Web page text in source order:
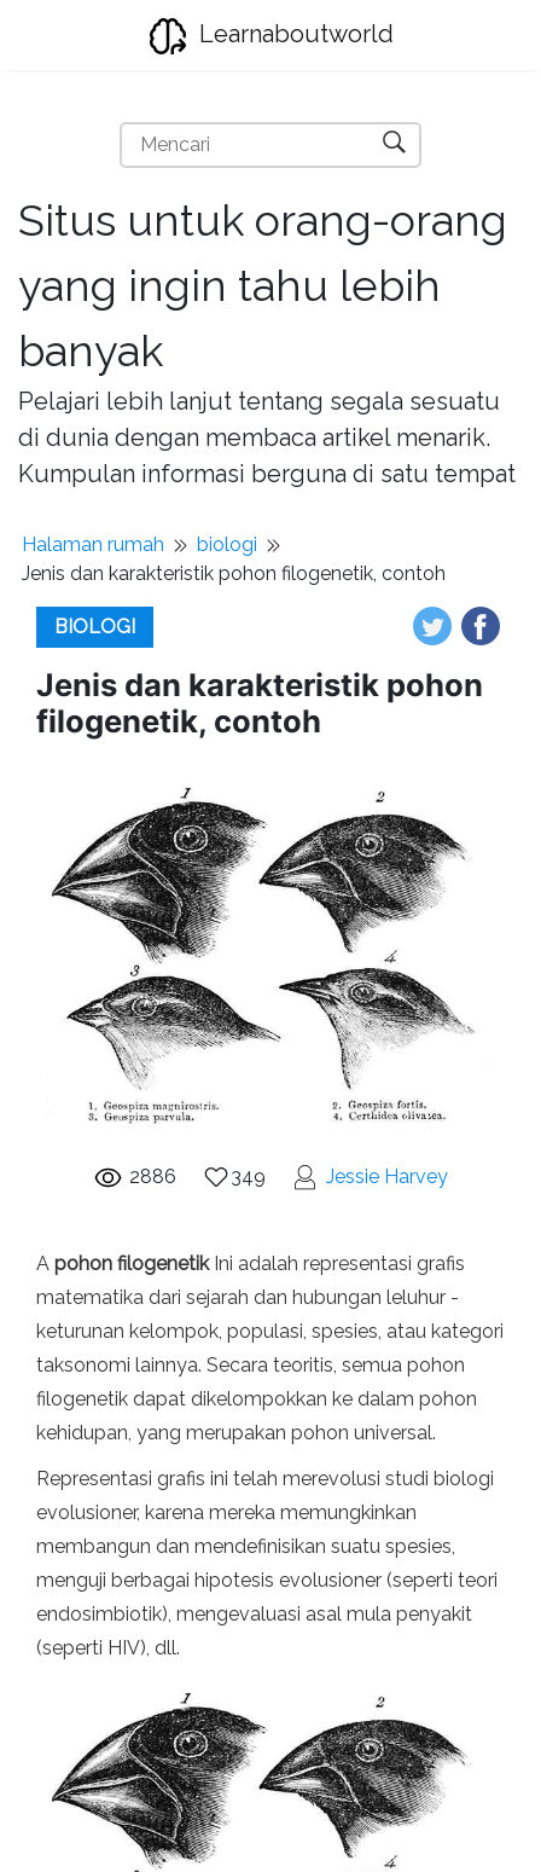
Learnaboutworld
Situs untuk orang-orang
yang ingin tahu lebih
banyak
Pelajari lebih lanjut tentang segala sesuatu
di dunia dengan membaca artikel menarik.
Kumpulan informasi berguna di satu tempat
Halaman rumah
biologi
Jenis dan karakteristik pohon filogenetik, contoh
BIOLOGI
Jenis dan karakteristik pohon
filogenetik, contoh
2886 349 Jessie Harvey
A pohon filogenetikIni adalah representasi grafis
matematika dari sejarah dan hubungan leluhur -
keturunan kelompok, populasi, spesies, atau kategori
taksonomi lainnya. Secara teoritis, semua pohon
filogenetik dapat dikelompokkan ke dalam pohon
kehidupan, yang merupakan pohon universal.
Representasi grafis ini telah merevolusi studi biologi
evolusioner, karena mereka memungkinkan
membangun dan mendefinisikan suatu spesies,
menguji berbagai hipotesis evolusioner (seperti teori
endosimbiotik), mengevaluasi asal mula penyakit
(seperti HIV), dll.